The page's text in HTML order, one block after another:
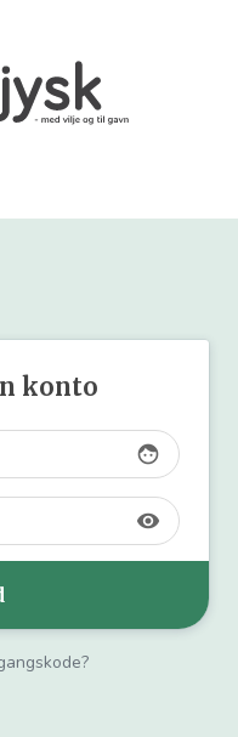
konto
face
visibility